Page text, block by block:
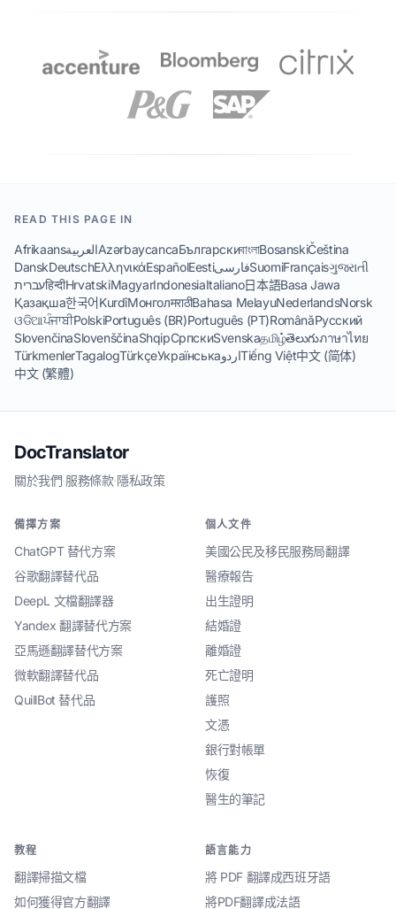
READ THIS PAGE IN
AfrikaansالعربيةAzərbaycancaБългарскиবাংলাBosanskiČeština
DanskDeutschΕλληνικάEspañolEestiفارسیSuomiFrançaisગુજરાતી
עבריתहिन्दीHrvatskiMagyarIndonesiaItaliano日本語Basa Jawa
Қазақша한국어KurdîМонголमराठीBahasa MelayuNederlandsNorsk
ଓଡିଆਪੰਜਾਬੀPolskiPortuguês (BR)Português (PT)RomânăРусский
SlovenčinaSlovenščinaShqipСрпскиSvenskaதமிழ்తెలుగుภาษาไทย
TürkmenlerTagalogTürkçeУкраїнськаاردوTiếng Việt中文 (简体)
中文 (繁體)
DocTranslator
關於我們·服務條款·隱私政策
備擇方案
ChatGPT 替代方案
谷歌翻譯替代品
DeepL 文檔翻譯器
Yandex 翻譯替代方案
亞馬遜翻譯替代方案
微軟翻譯替代品
QuillBot 替代品
個人文件
美國公民及移民服務局翻譯
醫療報告
出生證明
結婚證
離婚證
死亡證明
護照
文憑
銀行對帳單
恢復
醫生的筆記
教程
翻譯掃描文檔
如何獲得官方翻譯
語言能力
將 PDF 翻譯成西班牙語
將PDF翻譯成法語